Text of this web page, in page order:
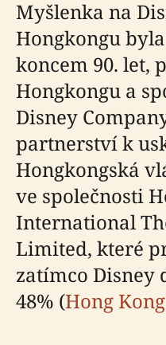
Myšlenka na
Hongkongu
koncem 90. let,
Hongkongu a
Disney
partnerství k
Hongkongská
ve společnosti
International
Limited, které
zatímco
48% (Hong